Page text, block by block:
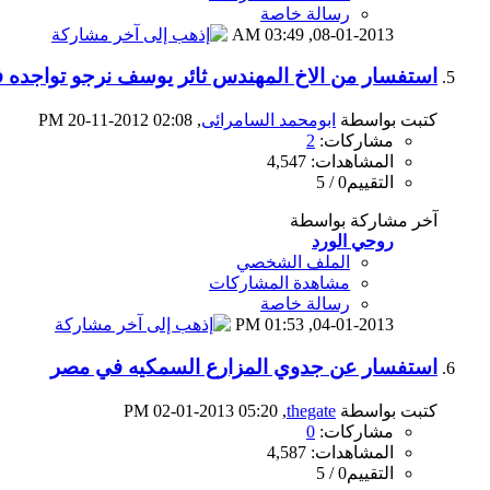
رسالة خاصة
08-01-2013,
03:49 AM
استفسار من الاخ المهندس ثائر يوسف نرجو تواجده
كتبت بواسطة ابومحمد السامرائى‏, 20-11-2012 02:08 PM
مشاركات: 2
المشاهدات: 4,547
التقييم0 / 5
آخر مشاركة بواسطة
روحي الورد
الملف الشخصي
مشاهدة المشاركات
رسالة خاصة
04-01-2013,
01:53 PM
استفسار عن جدوي المزارع السمكيه في مصر
كتبت بواسطة thegate
‏, 02-01-2013 05:20 PM
مشاركات: 0
المشاهدات: 4,587
التقييم0 / 5